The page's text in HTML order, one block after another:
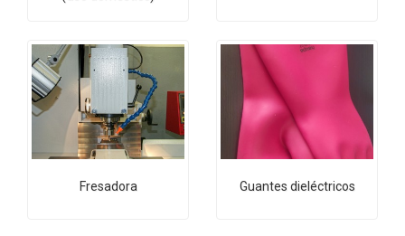
Fresadora Guantes dieléctricos